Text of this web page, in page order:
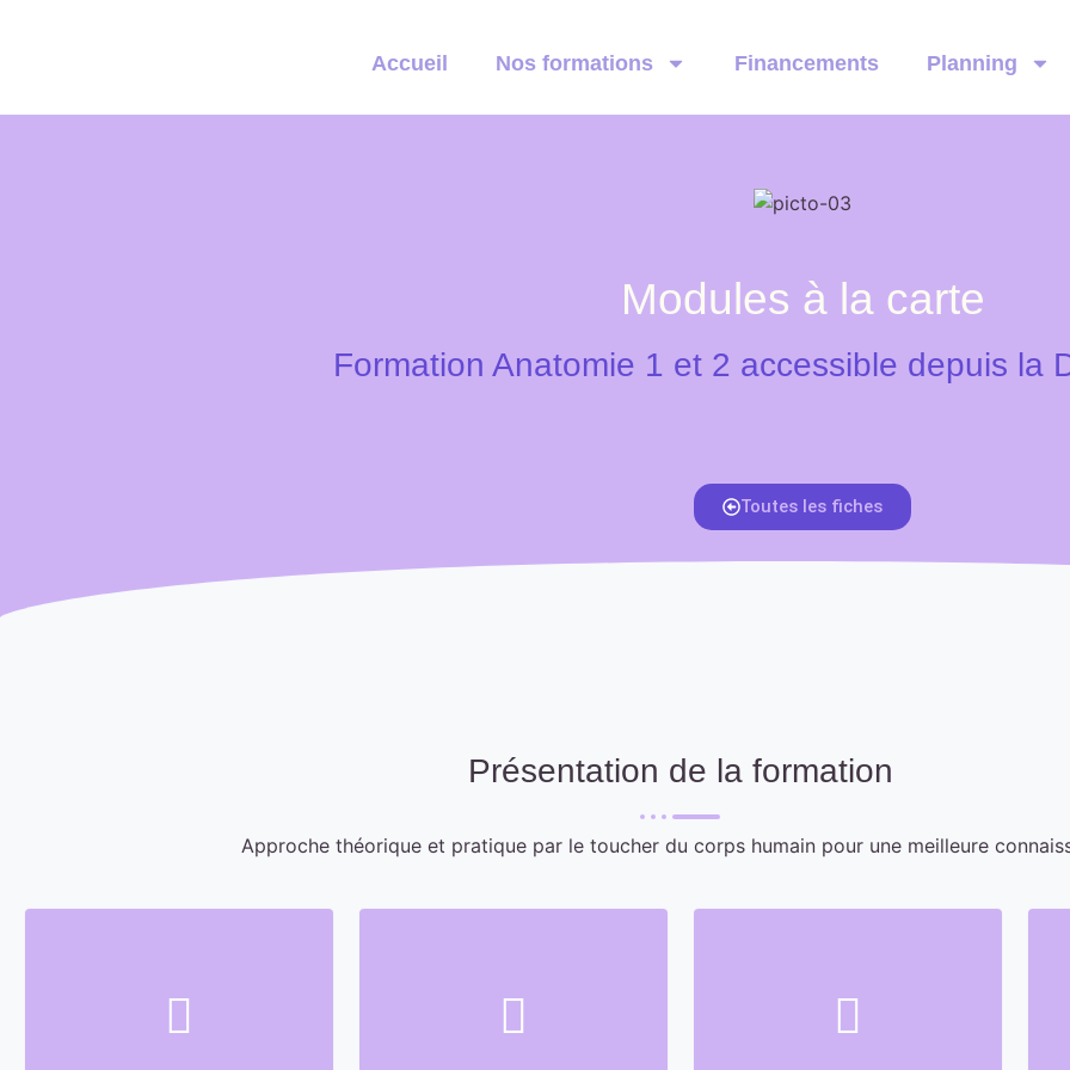
Accueil Nos formations Financements Planning
Modules à la carte
Formation Anatomie 1 et 2 accessible depuis la
Toutes les fiches
Présentation de la formation
Approche théorique et pratique par le toucher du corps humain pour une meilleure